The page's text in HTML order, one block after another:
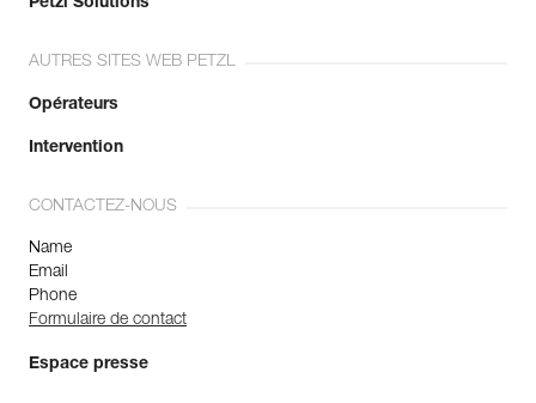
Petzl Solutions
AUTRES SITES WEB PETZL
Opérateurs
Intervention
CONTACTEZ-NOUS
Name
Email
Phone
Formulaire de contact
Espace presse